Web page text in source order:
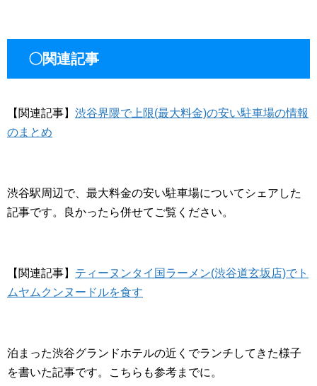
〇関連記事
【関連記事】 渋谷界隈で上限(最大料金)の安い駐車場の情報
のまとめ
渋谷駅周辺で、最大料金の安い駐車場についてシェアした
記事です。良かったら併せてご覧ください。
【関連記事】 ティーヌンタイ国ラーメン(渋谷道玄坂店)でト
ムヤムクンヌードルを食す
泊まった渋谷グランドホテルの近くでランチしてきた様子
を書いた記事です。こちらも参考までに。